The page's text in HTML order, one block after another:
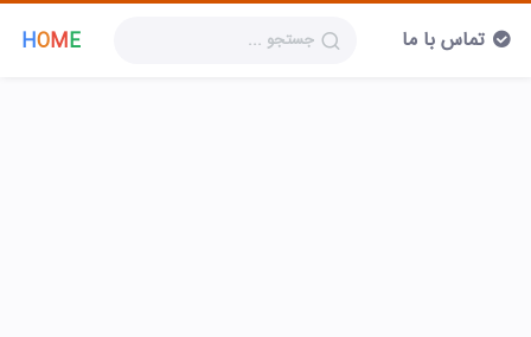
HOME تماس با ما